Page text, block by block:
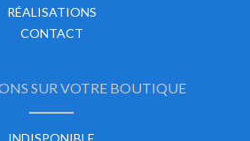
RÉALISATIONS
CONTACT
SUR VOTRE BOUTIQUE
INDISPONIBLE